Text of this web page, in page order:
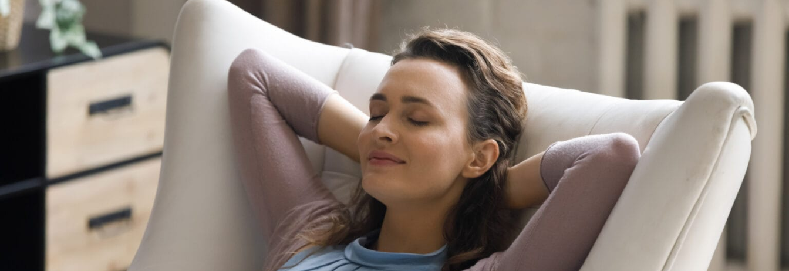
L'UNIVERS DU SOMMEIL
LA CUISINE
Assiettes & bols
LA SALLE DE BAIN
Chaises & Tabourets
EN VOITURE
Scooter
SANTÉ
Pillulier
REMISE EN FORME